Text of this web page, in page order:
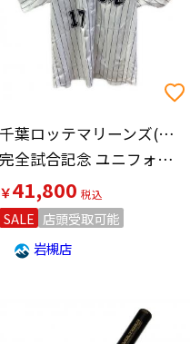
千葉ロッテマリーンズ(チバロッテマリーンズ)
完全試合記念 ユニフォーム 佐々木 朗希【17】 12JRMM0117
￥41,800
SALE 店頭受取可能
岩槻店